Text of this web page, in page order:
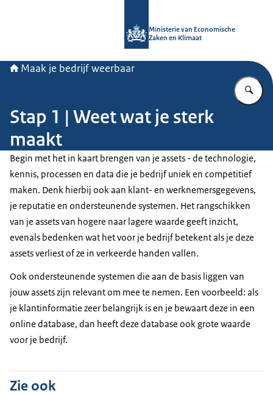
Ministerie van Economische
Zaken en Klimaat
Maak je bedrijf weerbaar
Stap 1 | Weet wat je sterk
maakt
Begin met het in kaart brengen van je assets - de technologie,
kennis, processen en data die je bedrijf uniek en competitief
maken. Denk hierbij ook aan klant- en werknemersgegevens,
je reputatie en ondersteunende systemen. Het rangschikken
van je assets van hogere naar lagere waarde geeft inzicht,
evenals bedenken wat het voor je bedrijf betekent als je deze
assets verliest of ze in verkeerde handen vallen.
Ook ondersteunende systemen die aan de basis liggen van
jouw assets zijn relevant om mee te nemen. Een voorbeeld: als
je klantinformatie zeer belangrijk is en je bewaart deze in een
online database, dan heeft deze database ook grote waarde
voor je bedrijf.
Zie ook